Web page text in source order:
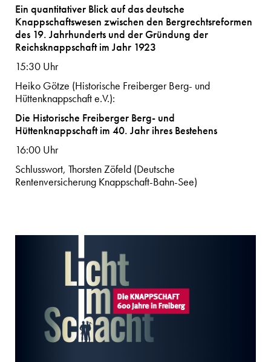
Ein quantitativer Blick auf das deutsche
Knappschaftswesen zwischen den Bergrechtsreformen
des 19. Jahrhunderts und der Gründung der
Reichsknappschaft im Jahr 1923
15:30 Uhr
Heiko Götze (Historische Freiberger Berg- und
Hüttenknappschaft e.V.):
Die Historische Freiberger Berg- und
Hüttenknappschaft im 40. Jahr ihres Bestehens
16:00 Uhr
Schlusswort, Thorsten Zöfeld (Deutsche
Rentenversicherung Knappschaft-Bahn-See)